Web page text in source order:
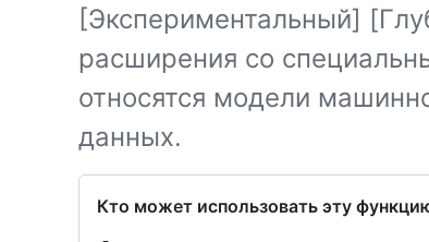
[Экспериментальный]
расширения со
относятся модели
данных.
Кто может использовать эту